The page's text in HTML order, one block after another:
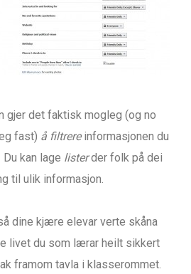
gjer det faktisk mogleg (og no
fast) å filtrereinformasjonen du
kan lage listerder folk på dei
til ulik informasjon.
dine kjære elevar verte skåna
livet du som lærar heilt sikkert
framom tavla i klasserommet.